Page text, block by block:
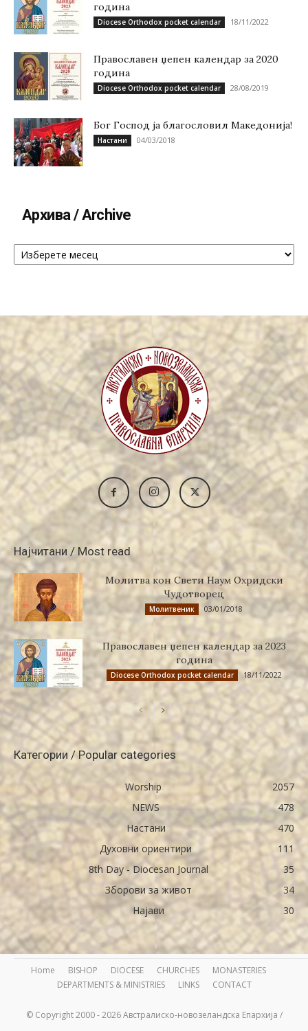
година
Diocese Orthodox pocket calendar 18/11/2022
Православен џепен календар за 2020
година
Diocese Orthodox pocket calendar 28/08/2019
Бог Господ ја благословил Македонија!
Настани 04/03/2018
Архива / Archive
Архива
Најчитани / Most read
Молитва кон Свети Наум Охридски
Чудотворец
Молитвеник 03/01/2018
Православен џепен календар за 2023
година
Diocese Orthodox pocket calendar 18/11/2022
Категории / Popular categories
Worship
2057
NEWS
478
Настани
470
Духовни ориентири
111
8th Day - Diocesan Journal
35
Зборови за живот
34
Најави
30
Home BISHOP DIOCESE CHURCHES
MONASTERIES
DEPARTMENTS & MINISTRIES
LINKS CONTACT
© Copyright 2000 - 2026 Австралиско-новозеландска Епархија /